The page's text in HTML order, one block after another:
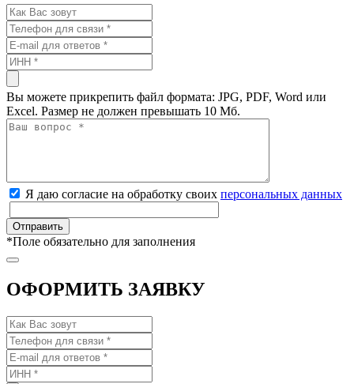
Вы можете прикрепить файл формата: JPG, PDF, Word или
Excel. Размер не должен превышать 10 Мб.
Я даю согласие на обработку своих персональных данных
*Поле обязательно для заполнения
ОФОРМИТЬ ЗАЯВКУ